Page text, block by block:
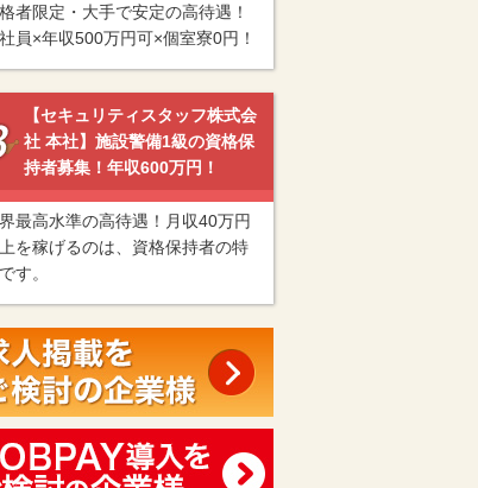
者限定・大手で安定の高待遇！
員×年収500万円可×個室寮0円！
【セキュリティスタッフ株式会
社 本社】施設警備1級の資格保
持者募集！年収600万円！
最高水準の高待遇！月収40万円
を稼げるのは、資格保持者の特
す。